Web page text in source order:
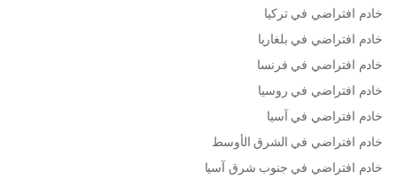
خادم افتراضي في تركيا
خادم افتراضي في بلغاريا
خادم افتراضي في فرنسا
خادم افتراضي في روسيا
خادم افتراضي في آسيا
خادم افتراضي في الشرق الأوسط
خادم افتراضي في جنوب شرق آسيا